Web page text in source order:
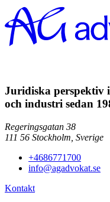
Juridiska perspektiv
och industri sedan
Regeringsgatan 38
111 56 Stockholm, Sverige
+4686771700
info@agadvokat.se
Kontakt